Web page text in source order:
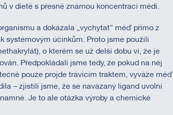
v dietě s přesně známou koncentrací mědi.
a dokázala „vychytat“ měď přímo z
systémovým účinkům. Proto jsme použili
o kterém se už delší dobu ví, že je
Předpokládali jsme tedy, že pokud na něj
pouze projde trávicím traktem, vyváže měď
– zjistili jsme, že se navázaný ligand uvolní
Je to ale otázka výroby a chemické